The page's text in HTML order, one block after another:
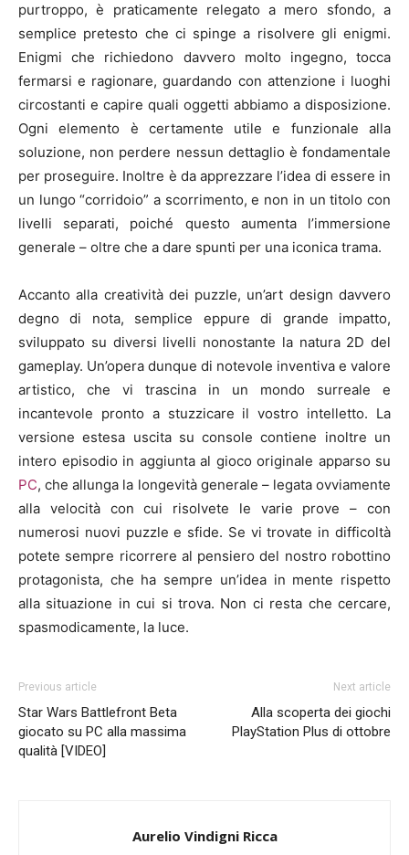
purtroppo, è praticamente relegato a mero sfondo, a
semplice pretesto che ci spinge a risolvere gli enigmi.
Enigmi che richiedono davvero molto ingegno, tocca
fermarsi e ragionare, guardando con attenzione i luoghi
circostanti e capire quali oggetti abbiamo a disposizione.
Ogni elemento è certamente utile e funzionale alla
soluzione, non perdere nessun dettaglio è fondamentale
per proseguire. Inoltre è da apprezzare l’idea di essere in
un lungo “corridoio” a scorrimento, e non in un titolo con
livelli separati, poiché questo aumenta l’immersione
generale – oltre che a dare spunti per una iconica trama.
Accanto alla creatività dei puzzle, un’art design davvero
degno di nota, semplice eppure di grande impatto,
sviluppato su diversi livelli nonostante la natura 2D del
gameplay. Un’opera dunque di notevole inventiva e valore
artistico, che vi trascina in un mondo surreale e
incantevole pronto a stuzzicare il vostro intelletto. La
versione estesa uscita su console contiene inoltre un
intero episodio in aggiunta al gioco originale apparso su
PC, che allunga la longevità generale – legata ovviamente
alla velocità con cui risolvete le varie prove – con
numerosi nuovi puzzle e sfide. Se vi trovate in difficoltà
potete sempre ricorrere al pensiero del nostro robottino
protagonista, che ha sempre un’idea in mente rispetto
alla situazione in cui si trova. Non ci resta che cercare,
spasmodicamente, la luce.
Previous article
Star Wars Battlefront Beta
giocato su PC alla massima
qualità [VIDEO]
Next article
Alla scoperta dei giochi
PlayStation Plus di ottobre
Aurelio Vindigni Ricca